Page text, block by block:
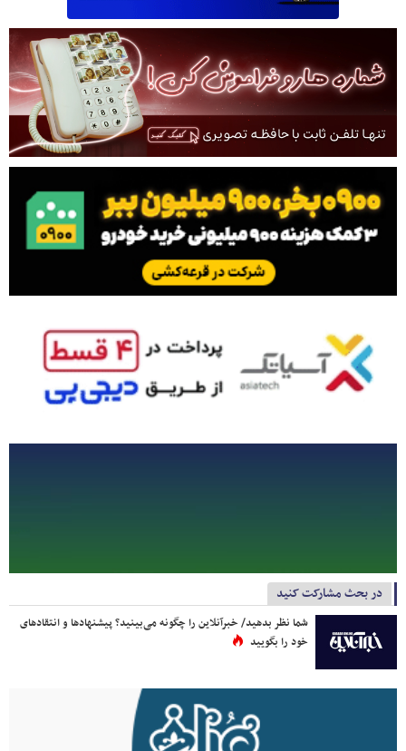
در بحث مشارکت کنید
شما نظر بدهید/ خبرآنلاین را چگونه می‌بینید؟ پیشنهادها و انتقادهای
خود را بگویید